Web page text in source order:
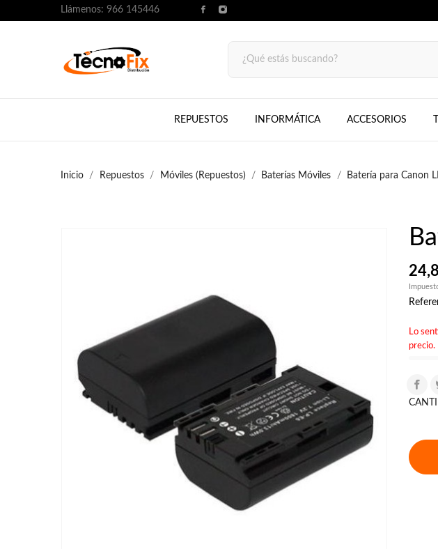
Llámenos: 966 145446
REPUESTOS INFORMÁTICA ACCESORIOS
Inicio Repuestos Móviles (Repuestos) Baterías Móviles Batería para Canon
Lo
precio.